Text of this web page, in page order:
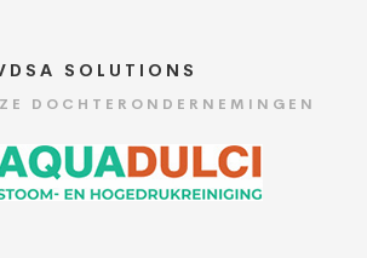
SOLUTIONS
DOCHTERONDERNEMINGEN